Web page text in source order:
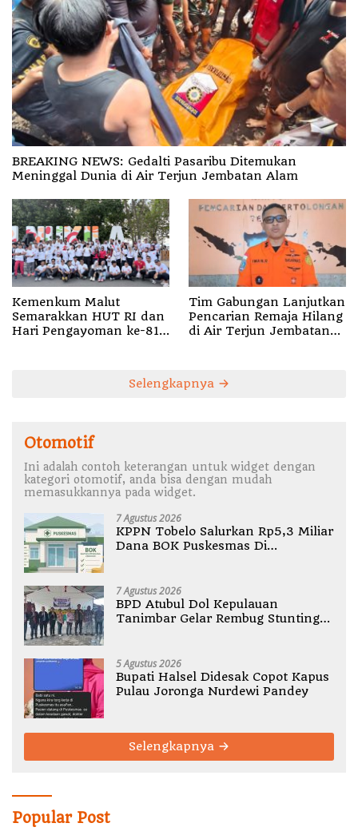
BREAKING NEWS: Gedalti Pasaribu Ditemukan
Meninggal Dunia di Air Terjun Jembatan Alam
Kemenkum Malut
Semarakkan HUT RI dan
Hari Pengayoman ke-81
Tim Gabungan Lanjutkan
Pencarian Remaja Hilang
di Air Terjun Jembatan
Selengkapnya
Otomotif
Ini adalah contoh keterangan untuk widget dengan
kategori otomotif, anda bisa dengan mudah
memasukkannya pada widget.
7 Agustus 2026
KPPN Tobelo Salurkan Rp5,3 Miliar
Dana BOK Puskesmas Di
7 Agustus 2026
BPD Atubul Dol Kepulauan
Tanimbar Gelar Rembug Stunting
5 Agustus 2026
Bupati Halsel Didesak Copot Kapus
Pulau Joronga Nurdewi Pandey
Selengkapnya
Popular Post